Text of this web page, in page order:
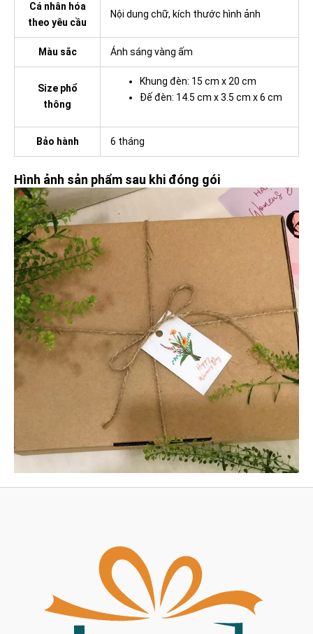
Cá nhân hóa
theo yêu cầu
Nội dung chữ, kích thước hình ảnh
Màu sắc Ánh sáng vàng ấm
Size phổ
thông
Khung đèn: 15 cm x 20 cm
Đế đèn: 14.5 cm x 3.5 cm x 6 cm
Bảo hành 6 tháng
Hình ảnh sản phẩm sau khi đóng gói